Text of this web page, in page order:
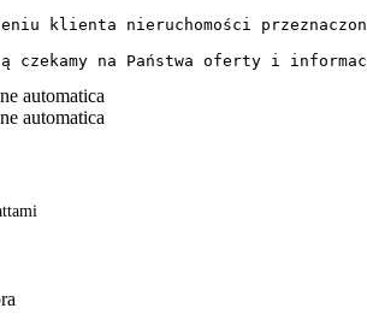
klienta nieruchomości
czekamy na Państwa oferty i
automatica
automatica